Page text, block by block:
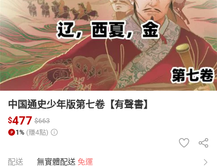
日本購物 電子/紙本書
HOT
中国通史少年版第七卷【有聲書】
$477 $663
1% (賺4點)
配送 無實體配送 免運